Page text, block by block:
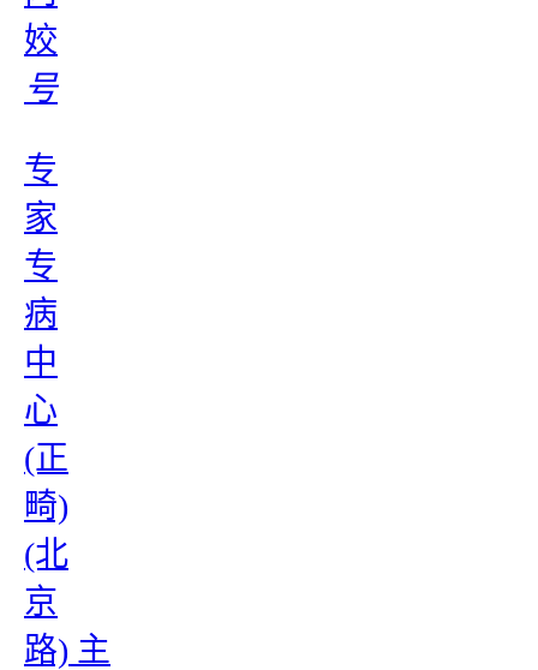
姣
号
专
家
专
病
中
心
(正
畸)
(北
京
路) 主